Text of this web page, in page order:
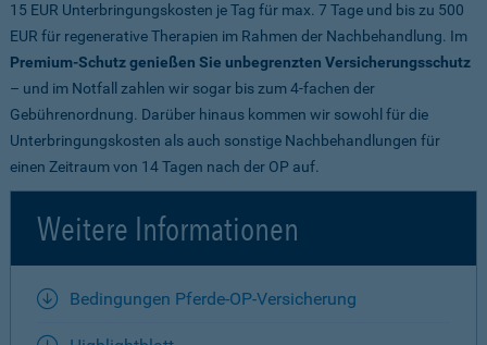
15 EUR Unterbringungskosten je Tag für max. 7 Tage und bis zu 500
EUR für regenerative Therapien im Rahmen der Nachbehandlung. Im
Premium-Schutz genießen Sie unbegrenzten Versicherungsschutz
– und im Notfall zahlen wir sogar bis zum 4-fachen der
Gebührenordnung. Darüber hinaus kommen wir sowohl für die
Unterbringungskosten als auch sonstige Nachbehandlungen für
einen Zeitraum von 14 Tagen nach der OP auf.
Weitere Informationen
Bedingungen Pferde-OP-Versicherung